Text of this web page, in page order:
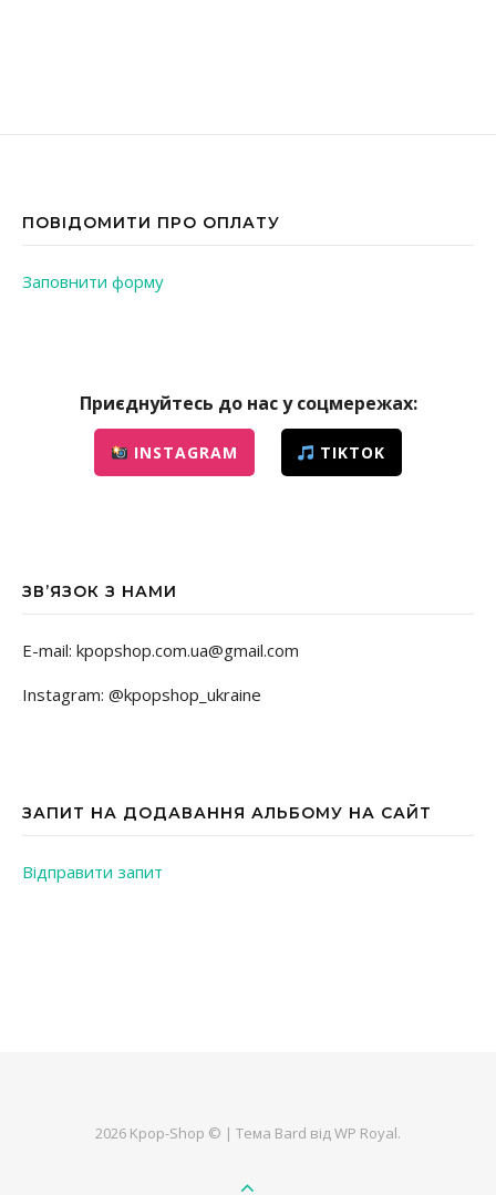
ПОВІДОМИТИ ПРО ОПЛАТУ
Заповнити форму
Приєднуйтесь до нас у соцмережах:
INSTAGRAM TIKTOK
ЗВ’ЯЗОК З НАМИ
E-mail: kpopshop.com.ua@gmail.com
Instagram: @kpopshop_ukraine
ЗАПИТ НА ДОДАВАННЯ АЛЬБОМУ НА САЙТ
Відправити запит
2026 Kpop-Shop © | Тема Bard відWP Royal.